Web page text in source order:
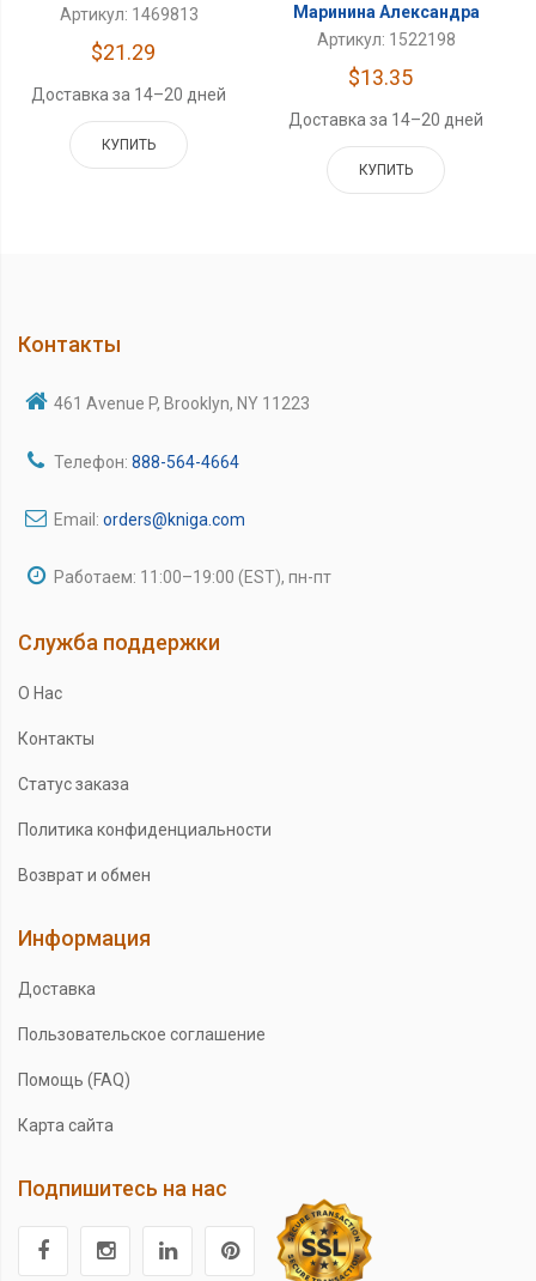
Артикул: 1469813
$21.29
Доставка за 14–20 дней
КУПИТЬ
Маринина Александра
Артикул: 1522198
$13.35
Доставка за 14–20 дней
КУПИТЬ
Контакты
461 Avenue P, Brooklyn, NY 11223
Телефон: 888-564-4664
Email: orders@kniga.com
Работаем: 11:00–19:00 (EST), пн-пт
Служба поддержки
О Нас
Контакты
Статус заказа
Политика конфиденциальности
Возврат и обмен
Информация
Доставка
Пользовательское соглашение
Помощь (FAQ)
Карта сайта
Подпишитесь на нас